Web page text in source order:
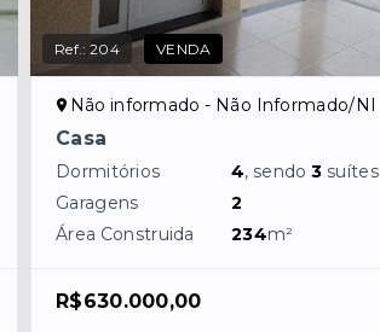
Ref.:204 VENDA
Não informado - Não Informado/NI
Casa
Dormitórios 4, sendo3 suítes
Garagens
2
Área Construida
234m²
R$630.000,00